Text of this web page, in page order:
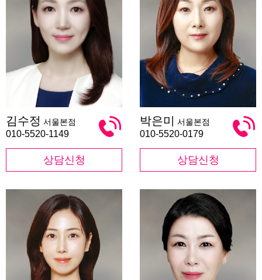
수
정
김수정 서울본점
010-5520-1149
상담신청
은
미
박은미 서울본점
010-5520-0179
상담신청